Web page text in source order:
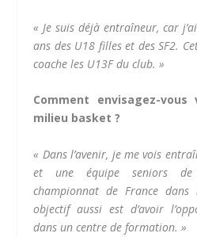
« Je suis déjà entraîneur, car
ans des U18 filles et des SF2.
coache les U13F du club. »
Comment envisagez-
milieu basket ?
« Dans l’avenir, je me vois
et une équipe seniors de
championnat de France
objectif aussi est d’avoir
dans un centre de formation. »